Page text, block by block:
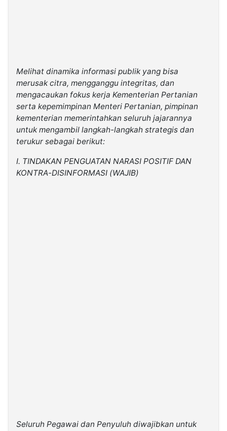
Melihat dinamika informasi publik yang bisa
merusak citra, mengganggu integritas, dan
mengacaukan fokus kerja Kementerian Pertanian
serta kepemimpinan Menteri Pertanian, pimpinan
kementerian memerintahkan seluruh jajarannya
untuk mengambil langkah-langkah strategis dan
terukur sebagai berikut:
I. TINDAKAN PENGUATAN NARASI POSITIF DAN
KONTRA-DISINFORMASI (WAJIB)
Seluruh Pegawai dan Penyuluh diwajibkan untuk